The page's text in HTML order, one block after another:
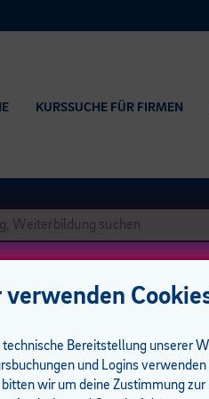
KURSSUCHE FÜR FIRMEN
technische Bereitstellung unserer
und Logins
bitten wir um deine Zustimmung